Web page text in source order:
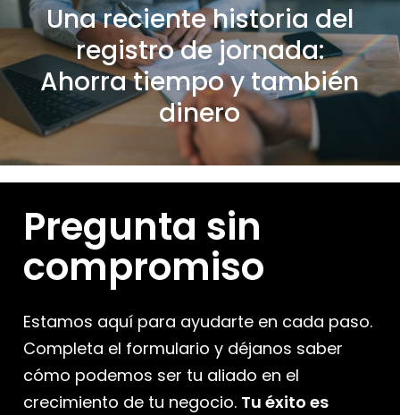
Una reciente historia del
registro de jornada:
Ahorra tiempo y también
dinero
Pregunta sin
compromiso
Estamos aquí para ayudarte en cada paso.
Completa el formulario y déjanos saber
cómo podemos ser tu aliado en el
crecimiento de tu negocio. Tu éxito es